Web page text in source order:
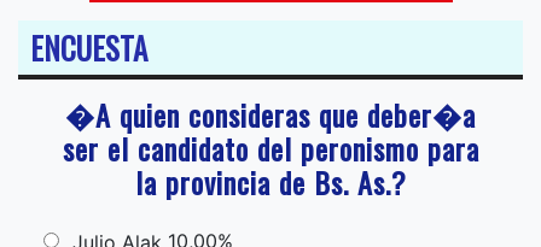
ENCUESTA
�A quien consideras que deber�a
ser el candidato del peronismo para
la provincia de Bs. As.?
Julio Alak 10,00%